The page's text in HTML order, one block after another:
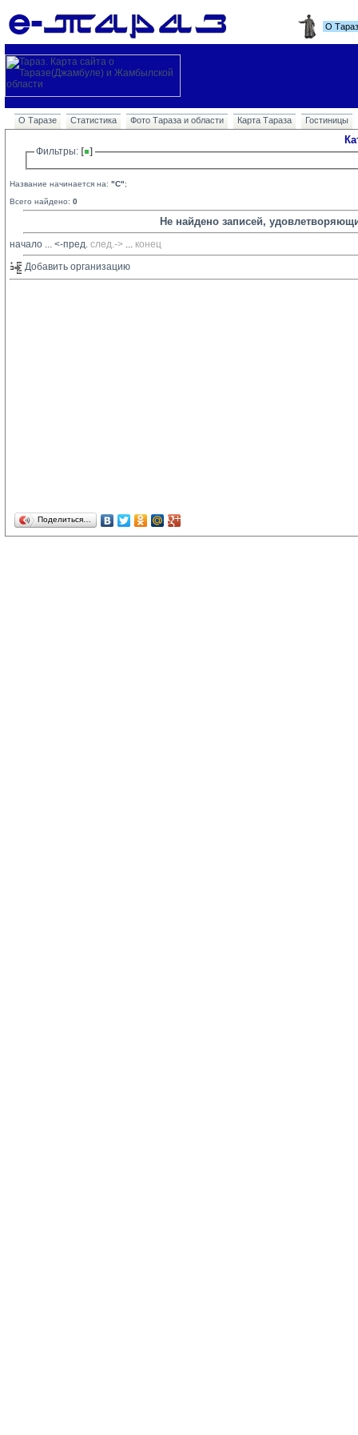
О
О Таразе Статистика Фото Тараза и области Карта Тараза Гостиницы
Фильтры:
Название начинается на: "C";
Всего найдено: 0
Не найдено записей,
начало ... <-пред. след.-> ... конец
Добавить организацию
Поделиться…